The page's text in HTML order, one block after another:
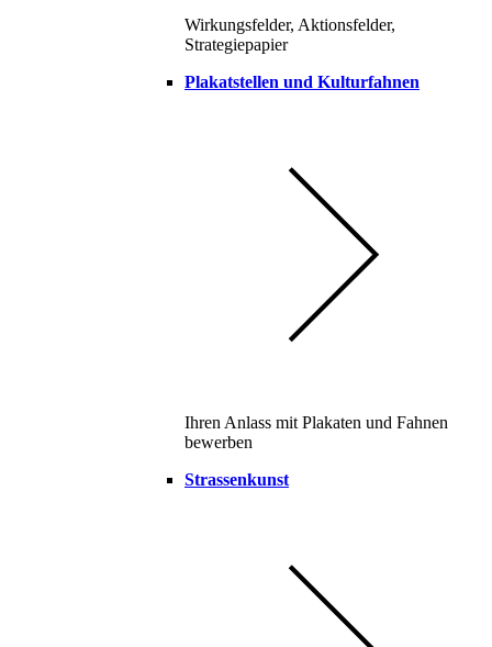
Wirkungsfelder, Aktionsfelder,
Strategiepapier
Plakatstellen und Kulturfahnen
Ihren Anlass mit Plakaten und Fahnen
bewerben
Strassenkunst